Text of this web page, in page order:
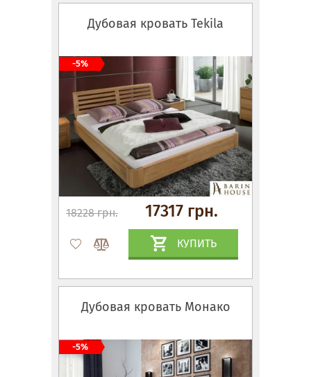
Дубовая кровать Tekila
18228 грн. 17317 грн.
КУПИТЬ
-5%
Дубовая кровать Монако
-5%